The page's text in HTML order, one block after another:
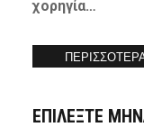
χορηγία…
ΕΠΙΛΕΞΤΕ